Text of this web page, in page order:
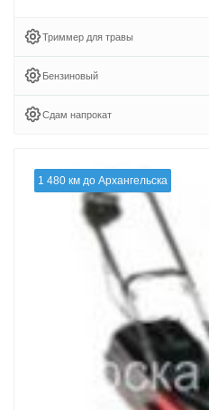
Триммер для травы
Бензиновый
Сдам напрокат
1 480 км до Архангельска